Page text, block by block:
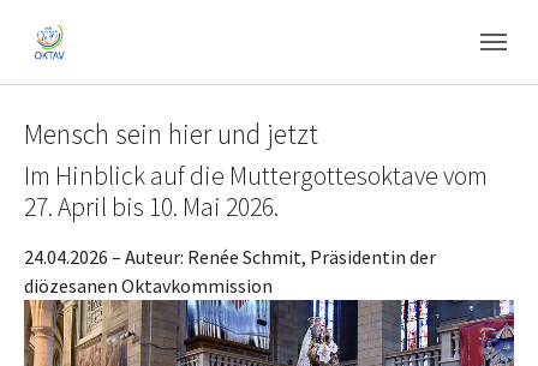
Mensch sein hier und jetzt
Im Hinblick auf die Muttergottesoktave vom
27. April bis 10. Mai 2026.
24.04.2026 – Auteur: Renée Schmit, Präsidentin der
diözesanen Oktavkommission